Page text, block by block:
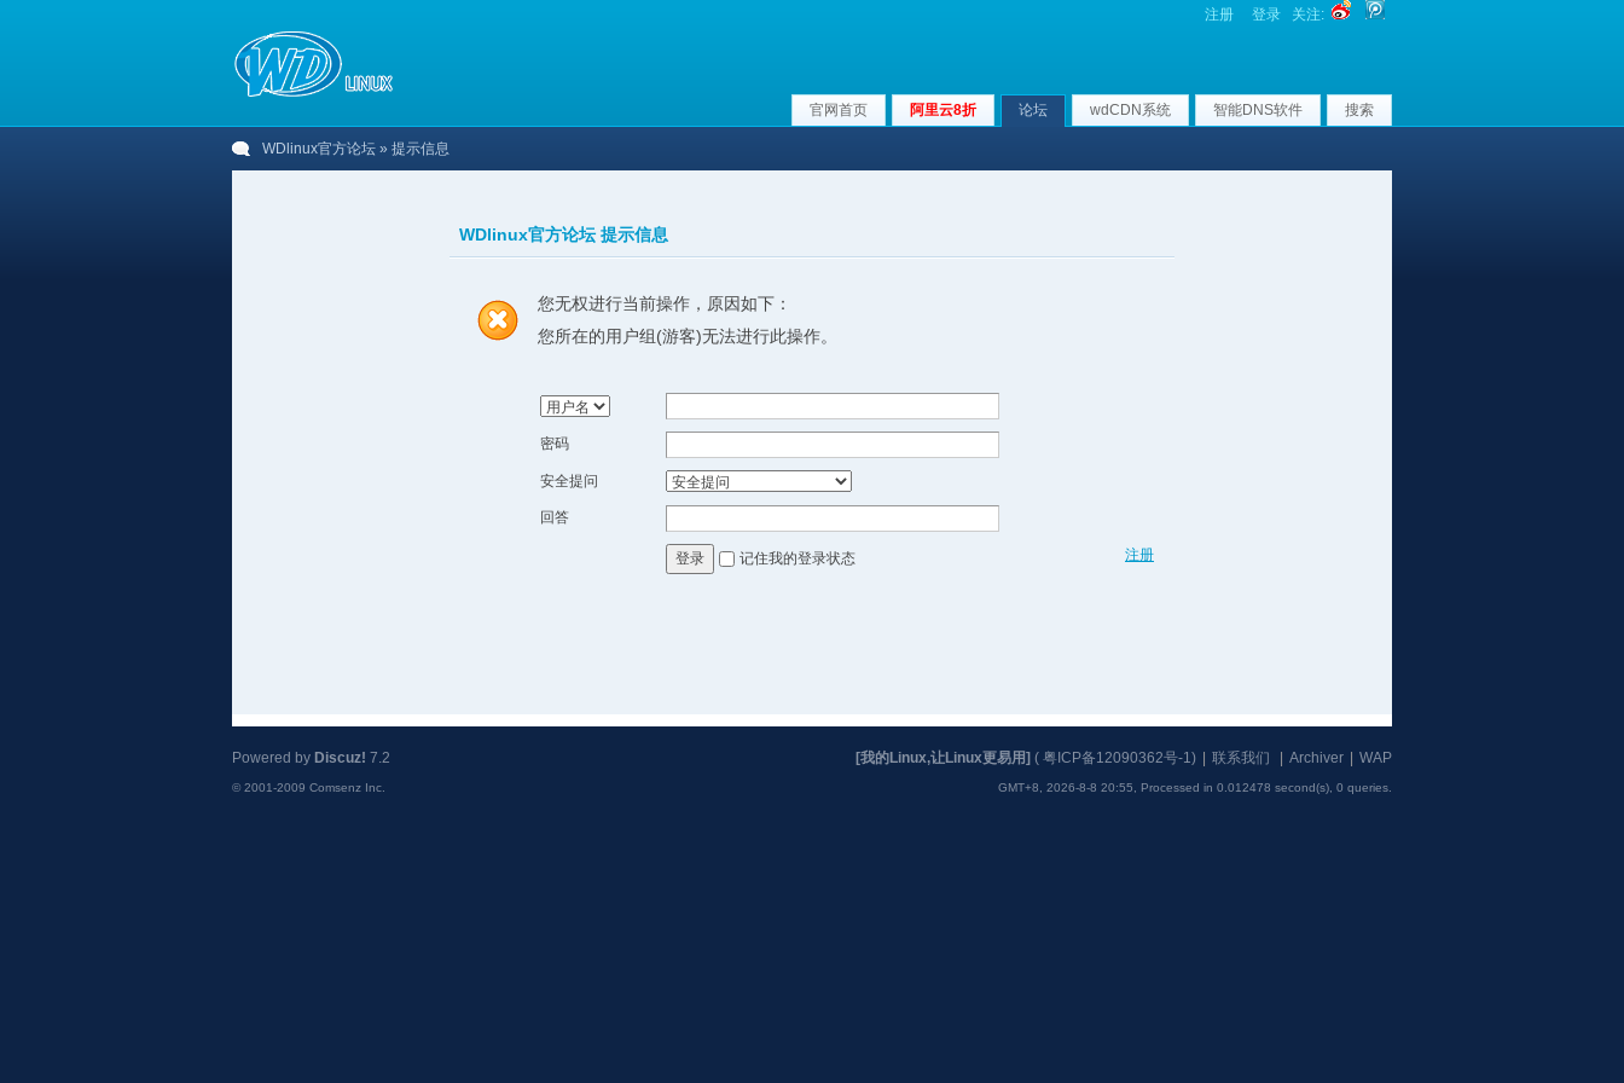
注册 登录 关注:
官网首页 阿里云8折 论坛 wdCDN系统 智能DNS软件 搜索
WDlinux官方论坛 » 提示信息
WDlinux官方论坛 提示信息
您无权进行当前操作，原因如下：
您所在的用户组(游客)无法进行此操作。
密码
安全提问
回答
注册
登录 记住我的登录状态
[我的Linux,让Linux更易用] ( 粤ICP备12090362号-1) 联系我们 Archiver WAP
GMT+8, 2026-8-8 20:55, Processed in 0.012478 second(s), 0 queries
Powered by Discuz! 7.2
© 2001-2009 Comsenz Inc.